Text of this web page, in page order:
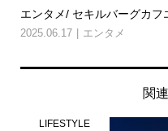
エンタメ/ セキルバーグカフ
2025.06.17 エンタメ
関
LIFESTYLE